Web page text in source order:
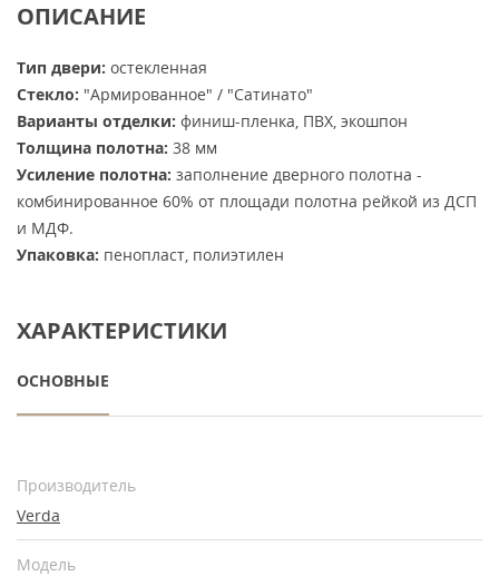
ОПИСАНИЕ
Тип двери: остекленная
Стекло: "Армированное" / "Сатинато"
Варианты отделки: финиш-пленка, ПВХ, экошпон
Толщина полотна: 38 мм
Усиление полотна: заполнение дверного полотна -
комбинированное 60% от площади полотна рейкой из ДСП
и МДФ.
Упаковка: пенопласт, полиэтилен
ХАРАКТЕРИСТИКИ
ОСНОВНЫЕ
Производитель
Verda
Модель